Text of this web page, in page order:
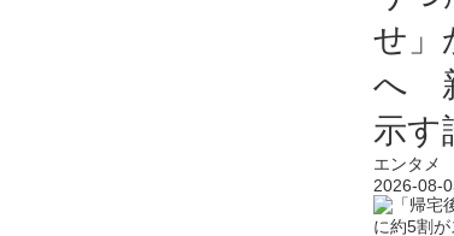
せ」
へ
示す
エンタメ
2026-08-